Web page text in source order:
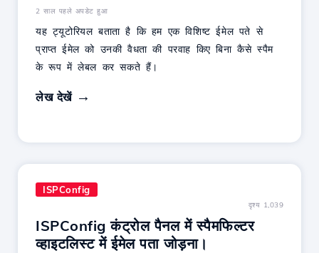
2 साल पहले अपडेट हुआ
यह ट्यूटोरियल बताता है कि हम एक विशिष्ट ईमेल पते से
प्राप्त ईमेल को उनकी वैधता की परवाह किए बिना कैसे स्पैम
के रूप में लेबल कर सकते हैं।
लेख देखें
ISPConfig
दृश्य 1,039
ISPConfig कंट्रोल पैनल में स्पैमफिल्टर
व्हाइटलिस्ट में ईमेल पता जोड़ना।